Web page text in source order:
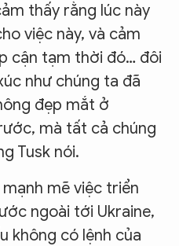
thấy rằng lúc này
việc này, và cảm
cận tạm thời đó… đôi
như chúng ta đã
đẹp mắt ở
mà tất cả chúng
Tusk nói.
mẽ việc triển
ngoài tới Ukraine,
không có lệnh của